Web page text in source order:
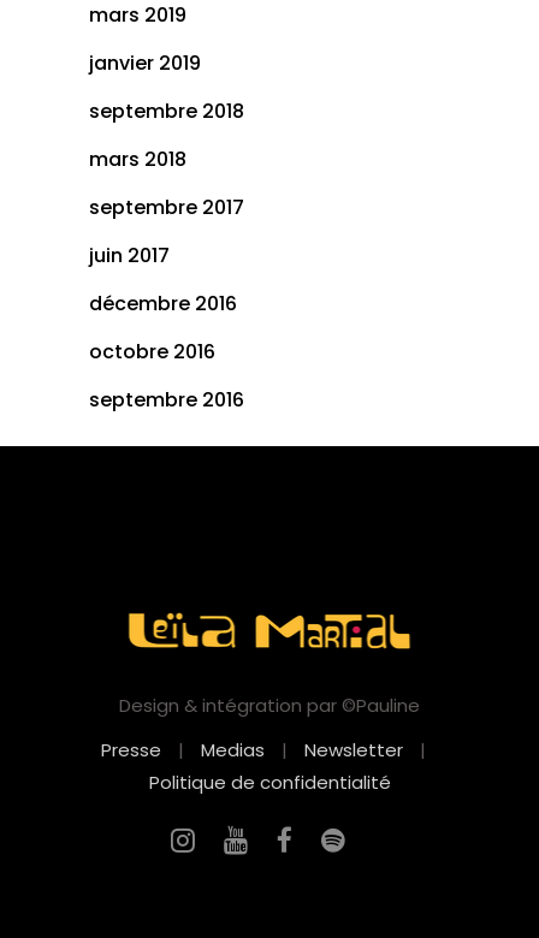
mars 2019
janvier 2019
septembre 2018
mars 2018
septembre 2017
juin 2017
décembre 2016
octobre 2016
septembre 2016
Design & intégration par ©Pauline
Presse
| Medias | Newsletter
|
Politique de confidentialité